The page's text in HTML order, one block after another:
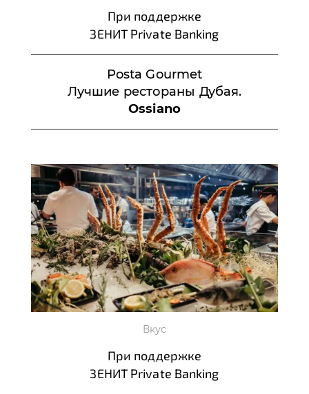
При поддержке
ЗЕНИТ Private Banking
Posta Gourmet
Лучшие рестораны Дубая.
Ossiano
Вкус
При поддержке
ЗЕНИТ Private Banking